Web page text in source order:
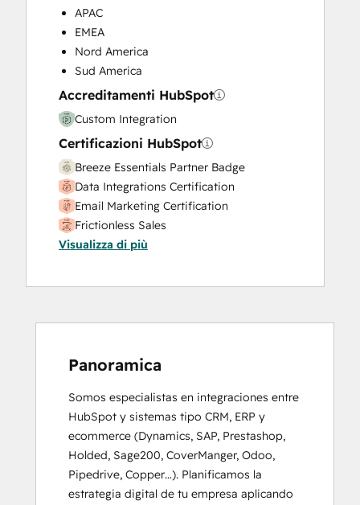
Website Development
Website Migration
APAC
EMEA
Nord America
Sud America
Accreditamenti HubSpot
Custom Integration
Certificazioni HubSpot
Breeze Essentials Partner Badge
Data Integrations Certification
Email Marketing Certification
Frictionless Sales
HubSpot Implementation for Partners
Certification
HubSpot Sales Software
Inbound
Inbound Marketing Optimization
Integrating With HubSpot I: Foundations
Objectives-Based Onboarding
Platform Consulting
Revenue Operations
Salesforce Integration Certification
Visualizza di più
Panoramica
Somos especialistas en integraciones entre
HubSpot y sistemas tipo CRM, ERP y
ecommerce (Dynamics, SAP, Prestashop,
Holded, Sage200, CoverManger, Odoo,
Pipedrive, Copper…). Planificamos la
estrategia digital de tu empresa aplicando